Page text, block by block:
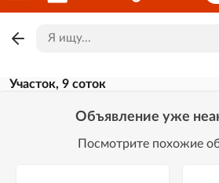
Участок, 9 соток
Объявление уже
Посмотрите похожие